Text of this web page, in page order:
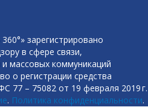
зарегистрировано
в сфере связи,
массовых коммуникаций
о регистрации средства
77 – 75082 от 19 февраля 2019 г.
. Политика конфиденциальности.